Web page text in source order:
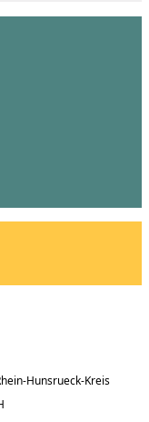
Hunsrueck-Kreis